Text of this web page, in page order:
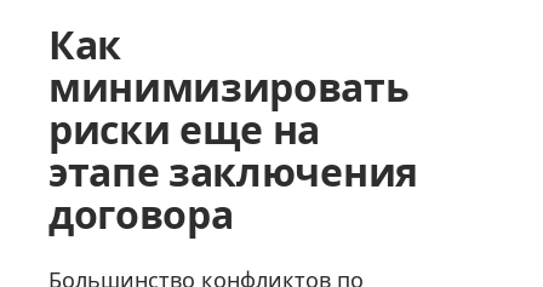
Как
минимизировать
риски еще на
этапе заключения
договора
Большинство конфликтов по